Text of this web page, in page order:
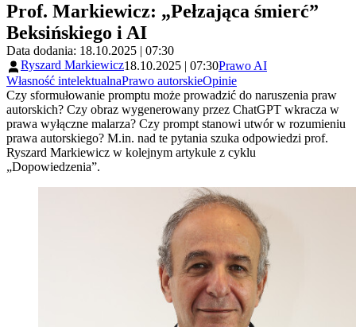
Prof. Markiewicz: „Pełzająca śmierć”
Beksińskiego i AI
Data dodania: 18.10.2025 | 07:30
Ryszard Markiewicz18.10.2025 | 07:30Prawo AI
Własność intelektualnaPrawo autorskieOpinie
Czy sformułowanie promptu może prowadzić do naruszenia praw
autorskich? Czy obraz wygenerowany przez ChatGPT wkracza w
prawa wyłączne malarza? Czy prompt stanowi utwór w rozumieniu
prawa autorskiego? M.in. nad te pytania szuka odpowiedzi prof.
Ryszard Markiewicz w kolejnym artykule z cyklu
„Dopowiedzenia”.